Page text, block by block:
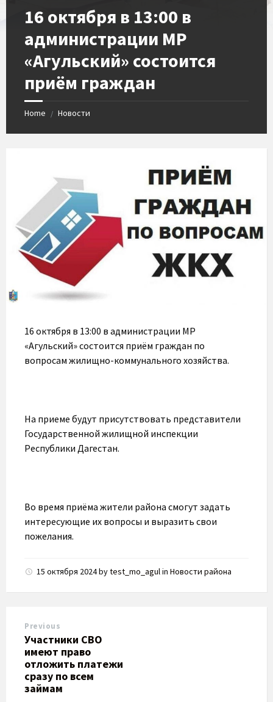
​16 октября в 13:00 в
администрации МР
«Агульский» состоится
приём граждан
Home / Новости
16 октября в 13:00 в администрации МР
«Агульский» состоится приём граждан по
вопросам жилищно-коммунального хозяйства.
На приеме будут присутствовать представители
Государственной жилищной инспекции
Республики Дагестан.
Во время приёма жители района смогут задать
интересующие их вопросы и выразить свои
пожелания.
15 октября 2024bytest_mo_agulin Новости района
Previous
Участники СВО
имеют право
отложить платежи
сразу по всем
займам